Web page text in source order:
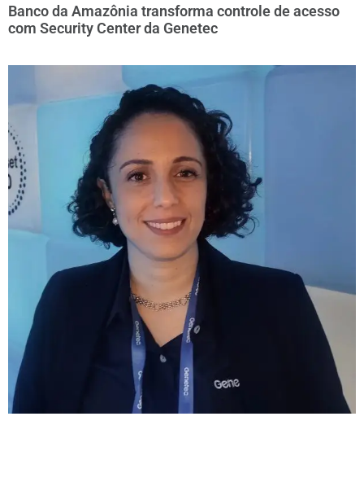
Banco da Amazônia transforma controle de acesso
com Security Center da Genetec